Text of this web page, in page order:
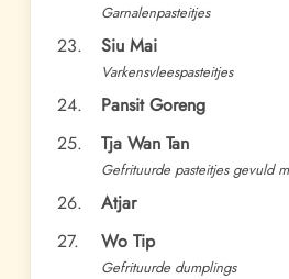
Garnalenpasteitjes
23. Siu Mai
Varkensvleespasteitjes
24. Pansit Goreng
25.
Tja Wan Tan
Gefrituurde pasteitjes gevuld
26. Atjar
27.
Wo Tip
Gefrituurde dumplings